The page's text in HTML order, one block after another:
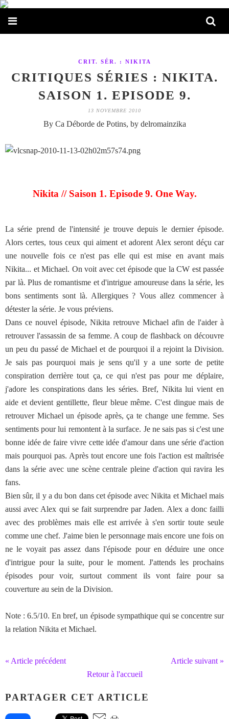
CRIT. SÉR. : NIKITA
CRITIQUES SÉRIES : NIKITA.
SAISON 1. EPISODE 9.
13 NOVEMBRE 2010
By Ca Déborde de Potins, by delromainzika
Nikita // Saison 1. Episode 9. One Way.
La série prend de l'intensité je trouve depuis le dernier épisode.
Alors certes, tous ceux qui aiment et adorent Alex seront déçu car
une nouvelle fois ce n'est pas elle qui est mise en avant mais
Nikita... et Michael. On voit avec cet épisode que la CW est passée
par là. Plus de romantisme et d'intrigue amoureuse dans la série, les
bons sentiments sont là. Allergiques ? Vous allez commencer à
détester la série. Je vous préviens.
Dans ce nouvel épisode, Nikita retrouve Michael afin de l'aider à
retrouver l'assassin de sa femme. A coup de flashback on découvre
un peu du passé de Michael et de pourquoi il a rejoint la Division.
Je sais pas pourquoi mais je sens qu'il y a une sorte de petite
conspiration derrière tout ça, ce qui n'est pas pour me déplaire,
j'adore les conspirations dans les séries. Bref, Nikita lui vient en
aide et devient gentillette, fleur bleue même. C'est dingue mais de
retrouver Michael un épisode après, ça te change une femme. Ses
sentiments pour lui remontent à la surface. Je ne sais pas si c'est une
bonne idée de faire vivre cette idée d'amour dans une série d'action
mais pourquoi pas. Après tout encore une fois l'action est maîtrisée
dans la série avec une scène centrale pleine d'action qui ravira les
fans.
Bien sûr, il y a du bon dans cet épisode avec Nikita et Michael mais
aussi avec Alex qui se fait surprendre par Jaden. Alex a donc failli
avec des problèmes mais elle est arrivée à s'en sortir toute seule
comme une chef. J'aime bien le personnage mais encore une fois on
ne le voyait pas assez dans l'épisode pour en déduire une once
d'intrigue pour la suite, pour le moment. J'attends les prochains
épisodes pour voir, surtout comment ils vont faire pour sa
couverture au sein de la Division.
Note : 6.5/10. En bref, un épisode sympathique qui se concentre sur
la relation Nikita et Michael.
« Article précédent
Article suivant »
Retour à l'accueil
PARTAGER CET ARTICLE